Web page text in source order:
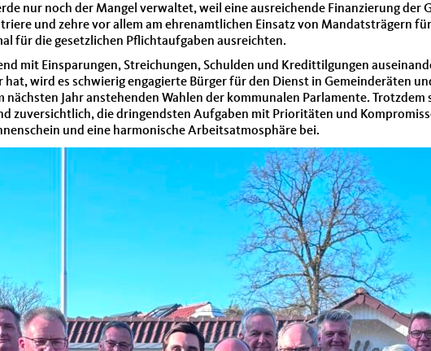
nur noch der Mangel verwaltet, weil eine ausreichende Finanzierung der
und zehre vor allem am ehrenamtlichen Einsatz von Mandatsträgern
für die gesetzlichen Pflichtaufgaben ausreichten.
mit Einsparungen, Streichungen, Schulden und Kredittilgungen
wird es schwierig engagierte Bürger für den Dienst in Gemeinderäten
nächsten Jahr anstehenden Wahlen der kommunalen Parlamente.
zuversichtlich, die dringendsten Aufgaben mit Prioritäten und
und eine harmonische Arbeitsatmosphäre bei.